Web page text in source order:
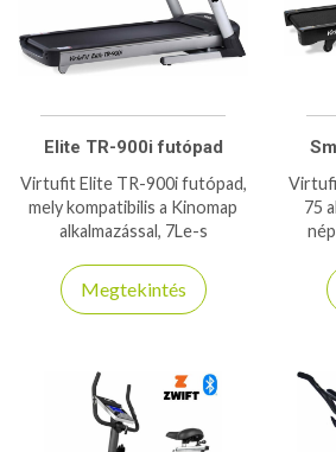
Elite TR-900i futópad
Virtufit Elite TR-900i futópad,
mely kompatibilis a Kinomap
alkalmazással, 7Le-s
os teherbírással bír!
Megtekintés
75